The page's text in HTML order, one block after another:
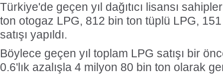
Türkiye'de geçen yıl dağıtıcı lisansı
ton otogaz LPG, 812 bin ton tüplü LPG,
satışı yapıldı.
Böylece geçen yıl toplam LPG satışı bir
0.6'lık azalışla 4 milyon 80 bin ton olarak